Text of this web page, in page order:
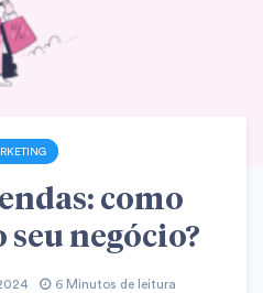
como
negócio?
6 Minutos de leitura